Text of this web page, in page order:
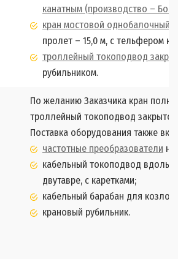
канатным (производство –
кран мостовой однобалочный
пролет – 15,0 м, с тельфером
троллейный токоподвод
рубильником.
По желанию Заказчика кран
троллейный токоподвод
Поставка оборудования также
частотные преобразователи на
кабельный токоподвод вдоль
двутавре, с каретками;
кабельный барабан для
крановый рубильник.